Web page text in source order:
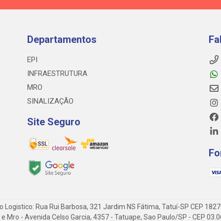
Departamentos
EPI
INFRAESTRUTURA
MRO
SINALIZAÇÃO
Site Seguro
Logistico: Rua Rui Barbosa, 321 Jardim NS Fátima, Tatuí-SP CEP
Mro - Avenida Celso Garcia, 4357 - Tatuape, Sao Paulo/SP - CEP